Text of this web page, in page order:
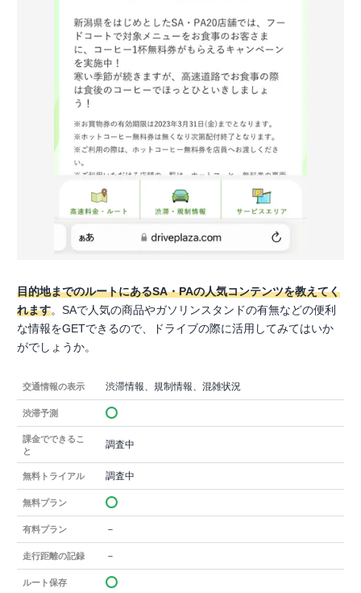
目的地までのルートにあるSA・PAの人気コンテンツを教えてく
れます。SAで人気の商品やガソリンスタンドの有無などの便利
な情報をGETできるので、ドライブの際に活用してみてはいか
がでしょうか。
交通情報の表示 渋滞情報、規制情報、混雑状況
渋滞予測
課金でできるこ
と
調査中
無料トライアル 調査中
無料プラン
有料プラン －
走行距離の記録 －
ルート保存